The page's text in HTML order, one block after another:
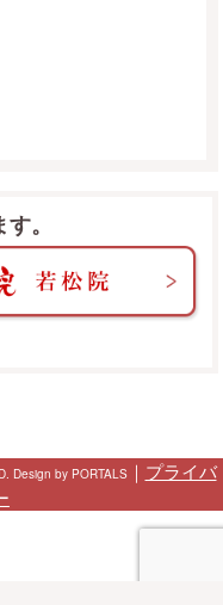
。
Design by PORTALS｜ プライバ